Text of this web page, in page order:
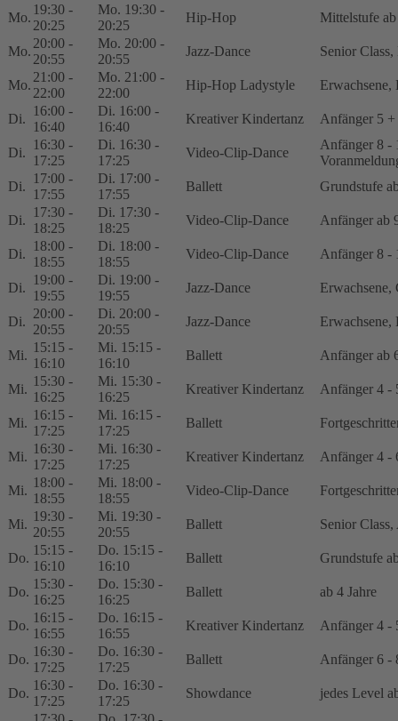
Mo.
19:30 -
20:25
Mo. 19:30 -
20:25
Hip-Hop Mittelstufe
Mo.
20:00 -
20:55
Mo. 20:00 -
20:55
Jazz-Dance Senior
Mo.
21:00 -
22:00
Mo. 21:00 -
22:00
Hip-Hop Ladystyle Erwachsene,
Di.
16:00 -
16:40
Di. 16:00 -
16:40
Kreativer Kindertanz Anfänger 5 +
Di.
16:30 -
17:25
Di. 16:30 -
17:25
Video-Clip-Dance
Anfänger 8 -
Di.
17:00 -
17:55
Di. 17:00 -
17:55
Ballett Grundstufe
Di.
17:30 -
18:25
Di. 17:30 -
18:25
Video-Clip-Dance Anfänger ab
Di.
18:00 -
18:55
Di. 18:00 -
18:55
Video-Clip-Dance Anfänger 8 -
Di.
19:00 -
19:55
Di. 19:00 -
19:55
Jazz-Dance
Di.
20:00 -
20:55
Di. 20:00 -
20:55
Jazz-Dance Erwachsene,
Mi.
15:15 -
16:10
Mi. 15:15 -
16:10
Ballett Anfänger ab
Mi.
15:30 -
16:25
Mi. 15:30 -
16:25
Kreativer Kindertanz Anfänger 4 -
Mi.
16:15 -
17:25
Mi. 16:15 -
17:25
Ballett
Mi.
16:30 -
17:25
Mi. 16:30 -
17:25
Kreativer Kindertanz Anfänger 4 -
Mi.
18:00 -
18:55
Mi. 18:00 -
18:55
Video-Clip-Dance
Mi.
19:30 -
20:55
Mi. 19:30 -
20:55
Ballett Senior
Do.
15:15 -
16:10
Do. 15:15 -
16:10
Ballett Grundstufe
Do.
15:30 -
16:25
Do. 15:30 -
16:25
Ballett ab 4 Jahre
Do.
16:15 -
16:55
Do. 16:15 -
16:55
Kreativer Kindertanz Anfänger 4 -
Do.
16:30 -
17:25
Do. 16:30 -
17:25
Ballett Anfänger 6 -
Do.
16:30 -
17:25
Do. 16:30 -
17:25
Showdance jedes Level